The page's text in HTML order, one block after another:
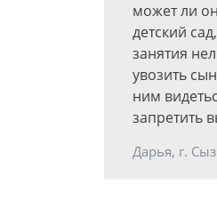
может ли
детский
занятия
увозить
ним
запретить
Дарья, г.